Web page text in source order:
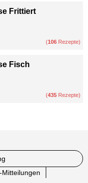
Frittiert
(106 Rezepte)
Fisch
(435 Rezepte)
Mitteilungen